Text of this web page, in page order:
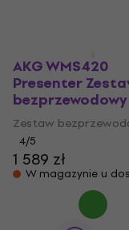
AKG WMS420
Presenter
bezprzewodowy
Zestaw
4/5
1 589 zł
W magazynie u